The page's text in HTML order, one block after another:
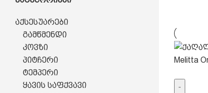
აქსესუარები
გამწმენდი
კოვზი
პიტჩერი
ტემპერი
ყავის საფქვავი
-